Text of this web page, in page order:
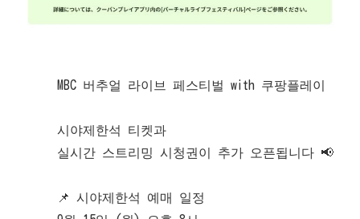
MBC 버추얼 라이브 페스티벌 with 쿠팡플레이
시야제한석 티켓과
실시간 스트리밍 시청권이 추가 오픈됩니다 📢
📌 시야제한석 예매 일정